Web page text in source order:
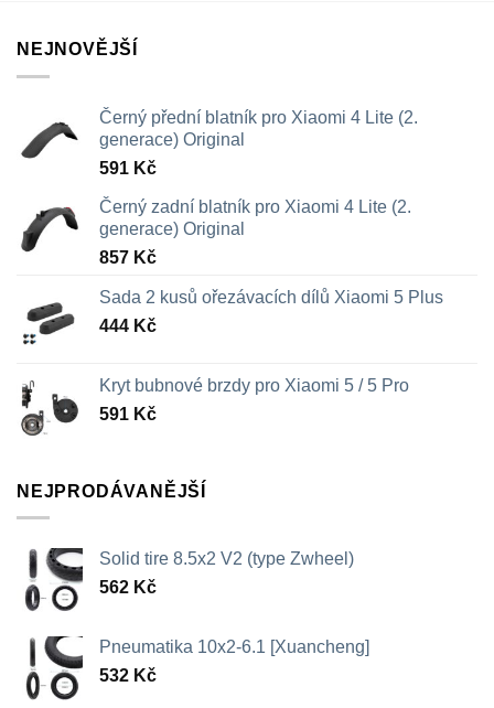
NEJNOVĚJŠÍ
Černý přední blatník pro Xiaomi 4 Lite (2.
generace) Original
591 Kč
Černý zadní blatník pro Xiaomi 4 Lite (2.
generace) Original
857 Kč
Sada 2 kusů ořezávacích dílů Xiaomi 5 Plus
444 Kč
Kryt bubnové brzdy pro Xiaomi 5 / 5 Pro
591 Kč
NEJPRODÁVANĚJŠÍ
Solid tire 8.5x2 V2 (type Zwheel)
562 Kč
Pneumatika 10x2-6.1 [Xuancheng]
532 Kč